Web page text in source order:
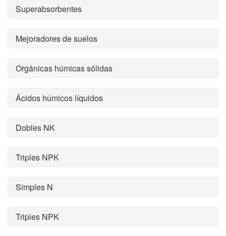
Superabsorbentes
Mejoradores de suelos
Orgánicas húmicas sólidas
Ácidos húmicos líquidos
Dobles NK
Triples NPK
Simples N
Triples NPK